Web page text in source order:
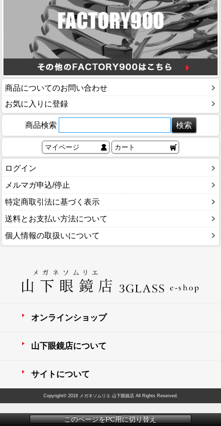
商品についてのお問い合わせ
お気に入りに登録
商品検索
マイページ カート
ログイン
メルマガ申込/停止
特定商取引法に基づく表示
送料とお支払い方法について
個人情報の取扱いについて
オンラインショップ
山下眼鏡店について
サイトについて
Copyright© 2018 メガネソムリエ 山下眼鏡店 All Rights Reserved.
このページをPC用に切り替え